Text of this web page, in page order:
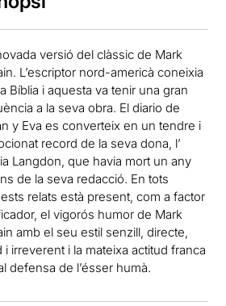
versió del clàssic de Mark
L’escriptor nord-americà coneixia
Bíblia i aquesta va tenir una gran
a la seva obra. El diario de
y Eva es converteix en un tendre i
record de la seva dona, l’
Langdon, que havia mort un any
de la seva redacció. En tots
relats està present, com a factor
el vigorós humor de Mark
amb el seu estil senzill, directe,
i irreverent i la mateixa actitud franca
defensa de l’ésser humà.